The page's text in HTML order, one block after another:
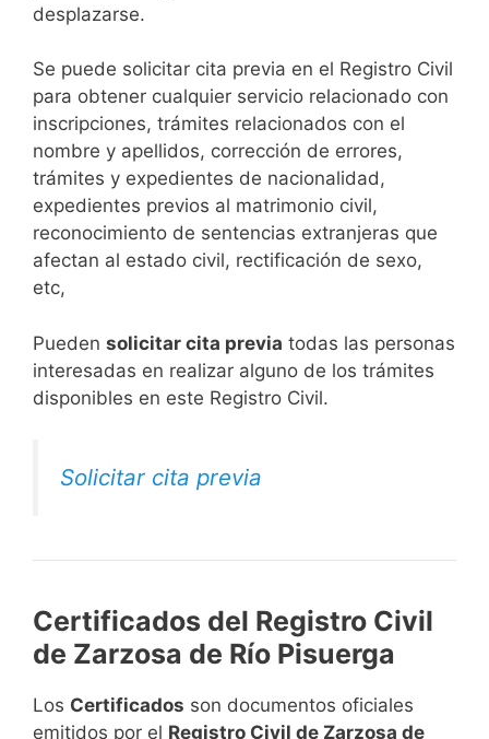
desplazarse.​
Se puede solicitar cita previa en el Registro Civil
para obtener cualquier servicio relacionado con
inscripciones, trámites relacionados con el
nombre y apellidos, corrección de errores,
trámites y expedientes de nacionalidad,
expedientes previos al matrimonio civil,
reconocimiento de sentencias extranjeras que
afectan al estado civil, rectificación de sexo,
etc,
​Pueden solicitar cita previa todas las personas
interesadas en realizar alguno de los trámites
disponibles en este Registro Civil.​
Solicitar cita previa
Certificados del Registro Civil
de Zarzosa de Río Pisuerga
Los Certificados son documentos oficiales
emitidos por el Registro Civil de Zarzosa de